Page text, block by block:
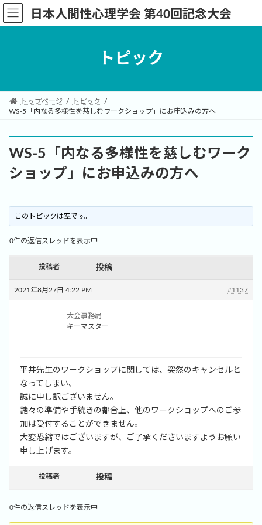
コ
ン
キ
ナ
ビ
に
日本人間性心理学会 第40回記念大会
トピック
トップページ
トピック
WS-5「内なる多様性を慈しむワークショップ」にお申込みの方へ
WS-5「内なる多様性を慈しむワーク
ショップ」にお申込みの方へ
このトピックは空です。
0件の返信スレッドを表示中
投稿者 投稿
2021年8月27日 4:22 PM #1137
大会事務局
キーマスター
平井先生のワークショップに関しては、 突然のキャンセルと
なってしまい、
誠に申し訳ございません。
諸々の準備や手続きの都合上、 他のワークショップへのご参
加は受付することができません。
大変恐縮ではございますが、
ご了承くださいますようお願い
申し上げます。
投稿者 投稿
0件の返信スレッドを表示中